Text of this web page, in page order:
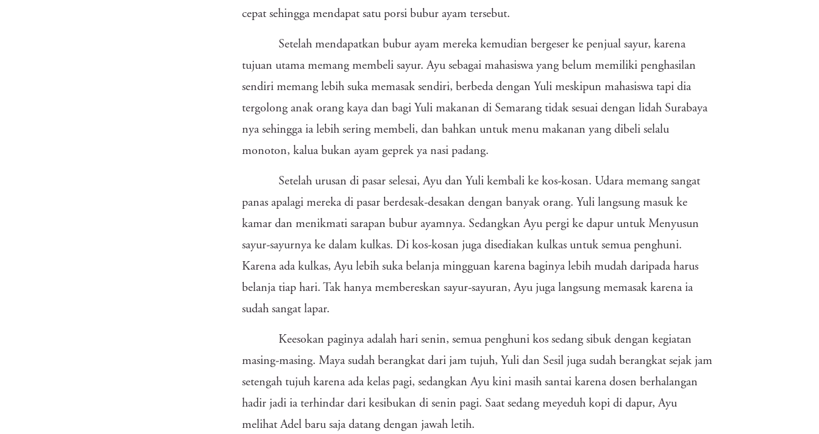
cepat sehingga mendapat satu porsi bubur ayam tersebut.
Setelah mendapatkan bubur ayam mereka kemudian bergeser ke penjual sayur, karena
tujuan utama memang membeli sayur. Ayu sebagai mahasiswa yang belum memiliki penghasilan
sendiri memang lebih suka memasak sendiri, berbeda dengan Yuli meskipun mahasiswa tapi dia
tergolong anak orang kaya dan bagi Yuli makanan di Semarang tidak sesuai dengan lidah Surabaya
nya sehingga ia lebih sering membeli, dan bahkan untuk menu makanan yang dibeli selalu
monoton, kalua bukan ayam geprek ya nasi padang.
Setelah urusan di pasar selesai, Ayu dan Yuli kembali ke kos-kosan. Udara memang sangat
panas apalagi mereka di pasar berdesak-desakan dengan banyak orang. Yuli langsung masuk ke
kamar dan menikmati sarapan bubur ayamnya. Sedangkan Ayu pergi ke dapur untuk Menyusun
sayur-sayurnya ke dalam kulkas. Di kos-kosan juga disediakan kulkas untuk semua penghuni.
Karena ada kulkas, Ayu lebih suka belanja mingguan karena baginya lebih mudah daripada harus
belanja tiap hari. Tak hanya membereskan sayur-sayuran, Ayu juga langsung memasak karena ia
sudah sangat lapar.
Keesokan paginya adalah hari senin, semua penghuni kos sedang sibuk dengan kegiatan
masing-masing. Maya sudah berangkat dari jam tujuh, Yuli dan Sesil juga sudah berangkat sejak jam
setengah tujuh karena ada kelas pagi, sedangkan Ayu kini masih santai karena dosen berhalangan
hadir jadi ia terhindar dari kesibukan di senin pagi. Saat sedang meyeduh kopi di dapur, Ayu
melihat Adel baru saja datang dengan jawah letih.